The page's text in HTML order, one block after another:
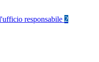
responsabile 2